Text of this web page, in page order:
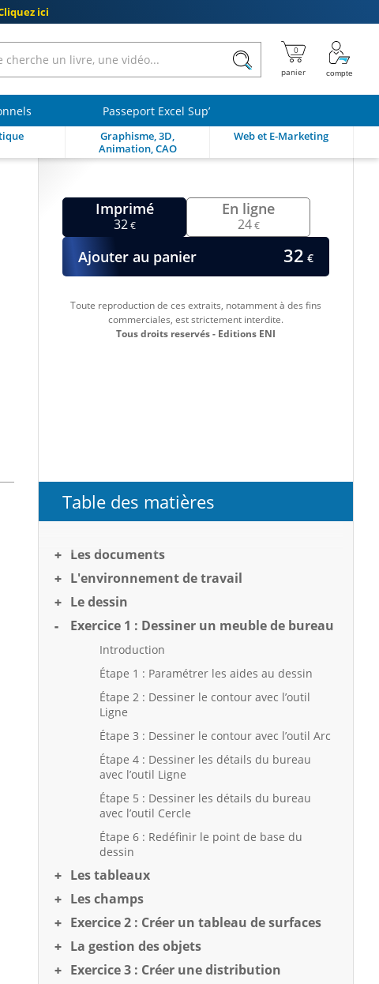
ici
Passeport Excel Sup’
Graphisme, 3D,
Animation, CAO
Web et E-Marketing
Imprimé
32€
En ligne
24€
Ajouter au panier 32 €
Toute reproduction de ces extraits, notamment à des fins
commerciales, est strictement interdite.
Tous droits reservés - Editions ENI
Table des matières
Les documents
L'environnement de travail
Le dessin
Exercice 1 : Dessiner un meuble de bureau
Introduction
Étape 1 : Paramétrer les aides au dessin
Étape 2 : Dessiner le contour avec l’outil
Ligne
Étape 3 : Dessiner le contour avec l’outil Arc
Étape 4 : Dessiner les détails du bureau
avec l’outil Ligne
Étape 5 : Dessiner les détails du bureau
avec l’outil Cercle
Étape 6 : Redéfinir le point de base du
dessin
Les tableaux
Les champs
Exercice 2 : Créer un tableau de surfaces
La gestion des objets
Exercice 3 : Créer une distribution